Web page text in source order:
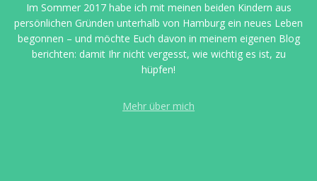
Im Sommer 2017 habe ich mit meinen beiden Kindern aus
persönlichen Gründen unterhalb von Hamburg ein neues Leben
begonnen – und möchte Euch davon in meinem eigenen Blog
berichten: damit Ihr nicht vergesst, wie wichtig es ist, zu
hüpfen!
Mehr über mich